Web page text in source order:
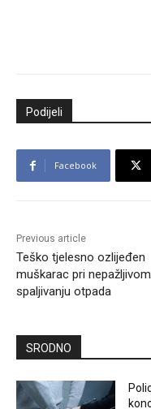
Podijeli
Facebook
Previous article
Teško tjelesno ozlijeđen
muškarac pri nepažljivom
spaljivanju otpada
SRODNO